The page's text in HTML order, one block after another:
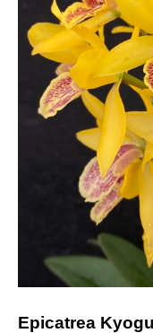
Epicatrea